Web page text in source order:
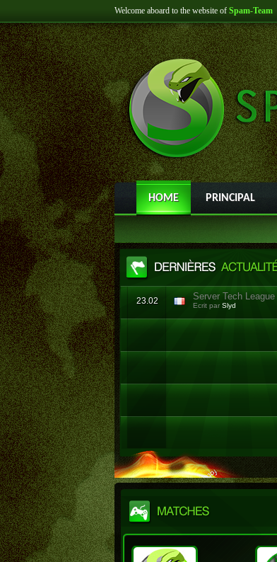
Welcome aboard to the website of Spam-Team
HOME PRINCIPAL
23.02 Server Tech League
Ecrit par Slyd